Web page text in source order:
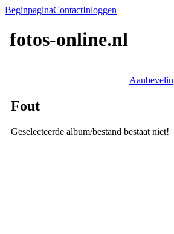
BeginpaginaContactInloggen
fotos-online.nl
Fout
Geselecteerde album/bestand bestaat niet!